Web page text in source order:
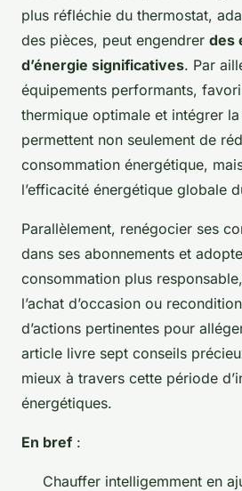
plus réfléchie du thermostat,
des pièces, peut engendrer des
d’énergie significatives. Par
équipements performants,
thermique optimale et intégrer
permettent non seulement de
consommation énergétique,
l’efficacité énergétique globale
Parallèlement, renégocier ses
dans ses abonnements et
consommation plus
l’achat d’occasion ou
d’actions pertinentes pour
article livre sept conseils
mieux à travers cette période
énergétiques.
En bref :
Chauffer intelligemment en